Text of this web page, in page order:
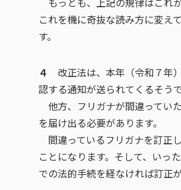
これを機に奇抜な読み方に変え
す。
４
改正法は、本年（令和７年
認する通知が送られてくるそう
他方、フリガナが間違ってい
を届け出る必要があります。
間違っているフリガナを訂正
ことになります。そして、いっ
での法的手続を経なければ訂正